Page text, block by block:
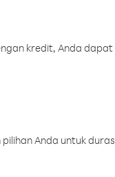
kredit, Anda
Anda untuk